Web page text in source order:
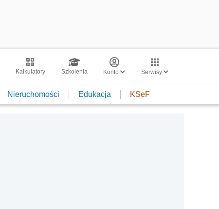
Kalkulatory Szkolenia Konto Serwisy
Nieruchomości Edukacja KSeF